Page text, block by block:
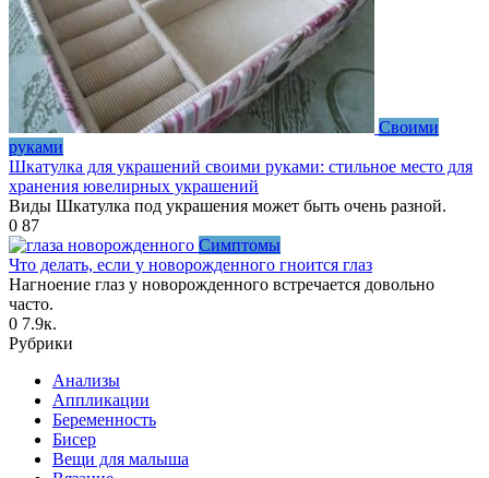
Своими
руками
Шкатулка для украшений своими руками: стильное место для
хранения ювелирных украшений
Виды Шкатулка под украшения может быть очень разной.
0 87
Симптомы
Что делать, если у новорожденного гноится глаз
Нагноение глаз у новорожденного встречается довольно
часто.
0 7.9к.
Рубрики
Анализы
Аппликации
Беременность
Бисер
Вещи для малыша